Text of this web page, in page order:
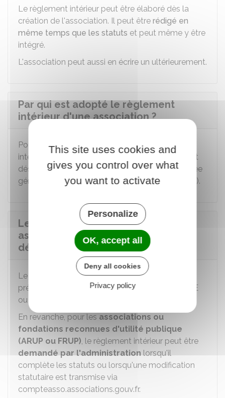
Le règlement intérieur peut être élaboré dès la
création de l'association. Il peut être rédigé en
même temps que les statuts et peut même y être
intégré.
L'association peut aussi en écrire un ultérieurement.
Par qui est adopté le règlement
intérieur d'une association ?
Pour qu'il s'impose aux adhérents, le règlement
intérieur doit être adopté par l'organe compétent
désigné par les statuts (par exemple : l'assemblée
générale, le conseil d'administration, le président).
Le règlement intérieur d'une
association doit-il faire l'objet d'une
déclaration et d'une publication ?
Le règlement intérieur n'a pas à être déclaré en
préfecture ou au tribunal, ni être publié au
JOAFE
ou dans un journal d'annonces légales.
En revanche, pour les associations ou
fondations reconnues d'utilité publique
(ARUP ou FRUP), le règlement intérieur peut être
demandé par l'administrationlorsqu'il
complète les statuts ou lorsqu'une modification
statutaire est transmise via
compteasso.associations.gouv.fr.
This site uses cookies and
gives you control over what
you want to activate
Personalize
OK, accept all
Deny all cookies
Privacy policy